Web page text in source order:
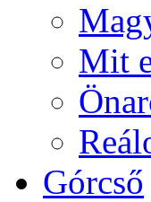
Mit
Górcső